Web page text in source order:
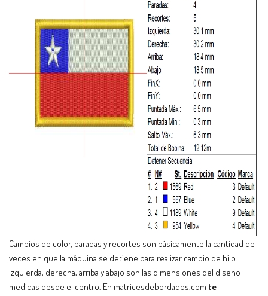
Cambios de color, paradas y recortes son básicamente la cantidad de
veces en que la máquina se detiene para realizar cambio de hilo.
Izquierda, derecha, arriba y abajo son las dimensiones del diseño
medidas desde el centro. En matricesdebordados.com te